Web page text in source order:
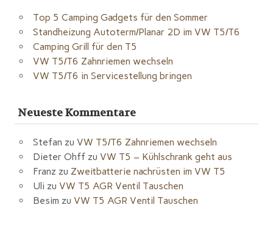
Top 5 Camping Gadgets für den Sommer
Standheizung Autoterm/Planar 2D im VW T5/T6
Camping Grill für den T5
VW T5/T6 Zahnriemen wechseln
VW T5/T6 in Servicestellung bringen
Neueste Kommentare
Stefan zu VW T5/T6 Zahnriemen wechseln
Dieter Ohff zu VW T5 – Kühlschrank geht aus
Franz zu Zweitbatterie nachrüsten im VW T5
Uli zu VW T5 AGR Ventil Tauschen
Besim zu VW T5 AGR Ventil Tauschen